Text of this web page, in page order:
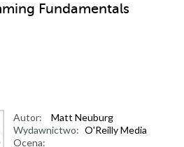
Fundamentals
Autor:
Matt Neuburg
Wydawnictwo: O'Reilly Media
Ocena: